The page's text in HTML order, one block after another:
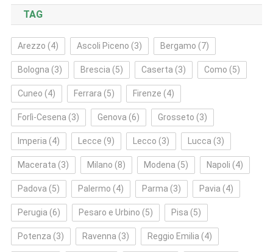
TAG
Arezzo (4) Ascoli Piceno (3) Bergamo (7)
Bologna (3) Brescia (5) Caserta (3) Como (5)
Cuneo (4) Ferrara (5) Firenze (4)
Forlì‑Cesena (3) Genova (6) Grosseto (3)
Imperia (4) Lecce (9) Lecco (3) Lucca (3)
Macerata (3) Milano (8) Modena (5) Napoli (4)
Padova (5) Palermo (4) Parma (3) Pavia (4)
Perugia (6) Pesaro e Urbino (5) Pisa (5)
Potenza (3) Ravenna (3) Reggio Emilia (4)